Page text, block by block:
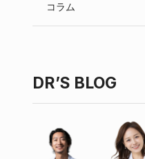
コラム
DR’S BLOG